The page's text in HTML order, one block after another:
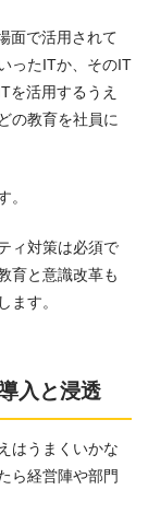
面で活用されて
ったITか、そのIT
を活用するうえ
の教育を社員に
。
ィ対策は必須で
育と意識改革も
ます。
入と浸透
はうまくいかな
ら経営陣や部門